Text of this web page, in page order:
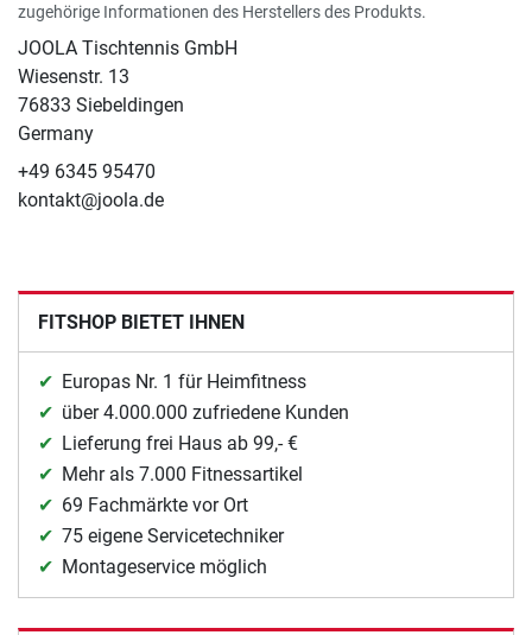
zugehörige Informationen des Herstellers des Produkts.
JOOLA Tischtennis GmbH
Wiesenstr. 13
76833 Siebeldingen
Germany
+49 6345 95470
kontakt@joola.de
FITSHOP BIETET IHNEN
Europas Nr. 1 für Heimfitness
über 4.000.000 zufriedene Kunden
Lieferung frei Haus ab 99,- €
Mehr als 7.000 Fitnessartikel
69 Fachmärkte vor Ort
75 eigene Servicetechniker
Montageservice möglich